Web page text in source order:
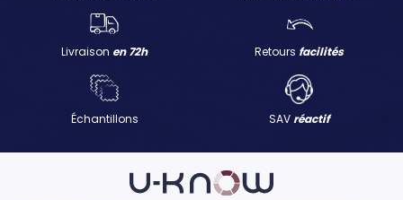
Livraison en 72h Retours facilités
Échantillons SAVréactif